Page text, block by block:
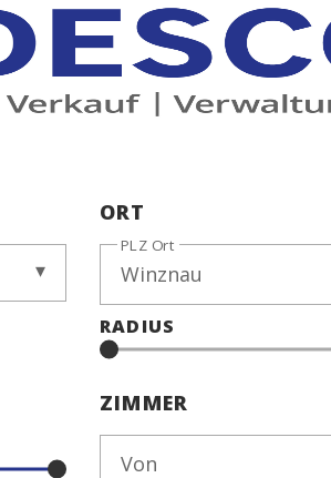
ORT
PLZ Ort
RADIUS
ZIMMER
Von